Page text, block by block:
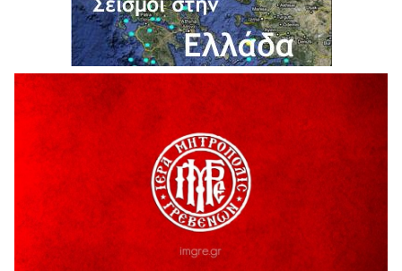
Ολοκληρώνεται η ασφαλτόστρωση της οδού Περιβόλι –
6 Αυγούστου 2026
H παραδοχή λαθών είναι (και) δύναμη
5 Αυγούστου 2026
Ο ΑΝΔΡΕΑΣ ΑΣΛΑΝΙΔΗΣ ΣΥΝΕΧΙΖΕΙ ΣΤΟΝ ΠΡΩΤΕΑ
ΓΡΕΒΕΝΩΝ
5 Αυγούστου 2026
Ευχαριστήριο Εκπολιτιστικού Συλλόγου Ταξιάρχη προς κ.
Παρασχάκη Αθανάσιο
5 Αυγούστου 2026